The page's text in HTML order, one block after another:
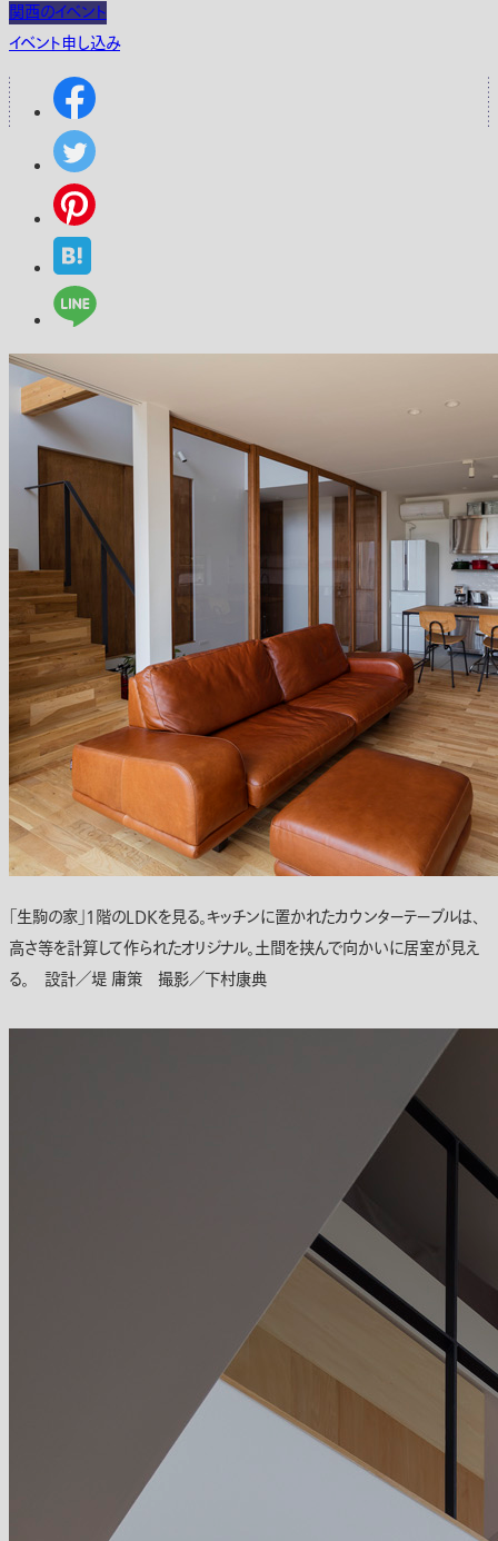
関西のイベント
イベント申し込み
「生駒の家」1階のLDKを見る。キッチンに置かれたカウンターテーブルは、
高さ等を計算して作られたオリジナル。土間を挟んで向かいに居室が見え
る。 設計／堤 庸策 撮影／下村康典